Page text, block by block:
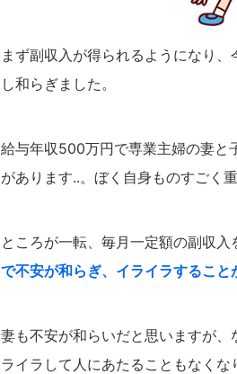
まず副収入が得られるようになり
し和らぎました。
給与年収500万円で専業主婦の妻と
があります..。ぼく自身ものすごく
ところが一転、毎月一定額の副収
で不安が和らぎ、イライラすること
妻も不安が和らいだと思いますが
ライラして人にあたることもなくな